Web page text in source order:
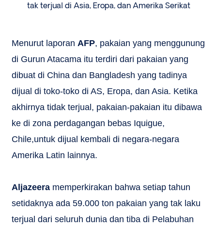
tak terjual di Asia, Eropa, dan Amerika Serikat
Menurut laporan AFP, pakaian yang menggunung
di Gurun Atacama itu terdiri dari pakaian yang
dibuat di China dan Bangladesh yang tadinya
dijual di toko-toko di AS, Eropa, dan Asia. Ketika
akhirnya tidak terjual, pakaian-pakaian itu dibawa
ke di zona perdagangan bebas Iquigue,
Chile,untuk dijual kembali di negara-negara
Amerika Latin lainnya.
Aljazeera memperkirakan bahwa setiap tahun
setidaknya ada 59.000 ton pakaian yang tak laku
terjual dari seluruh dunia dan tiba di Pelabuhan